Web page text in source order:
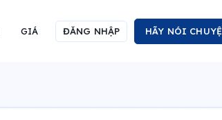
GIÁ ĐĂNG NHẬP HÃY NÓI